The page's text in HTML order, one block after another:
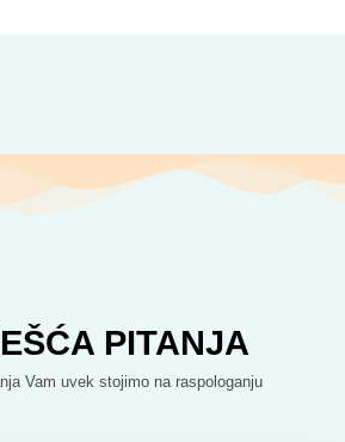
PITANJA
Vam uvek stojimo na raspologanju